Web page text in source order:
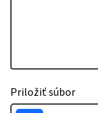
Priložiť súbor